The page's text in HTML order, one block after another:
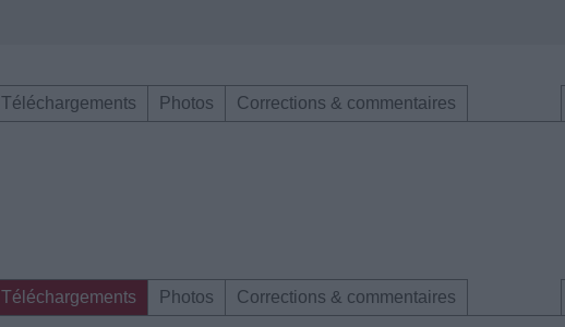
Téléchargements Photos Corrections & commentaires
Téléchargements Photos Corrections & commentaires